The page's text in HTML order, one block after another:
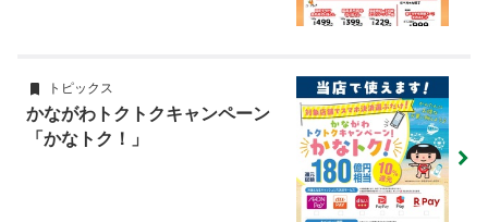
トピックス
かながわトクトクキャンペーン
「かなトク！」